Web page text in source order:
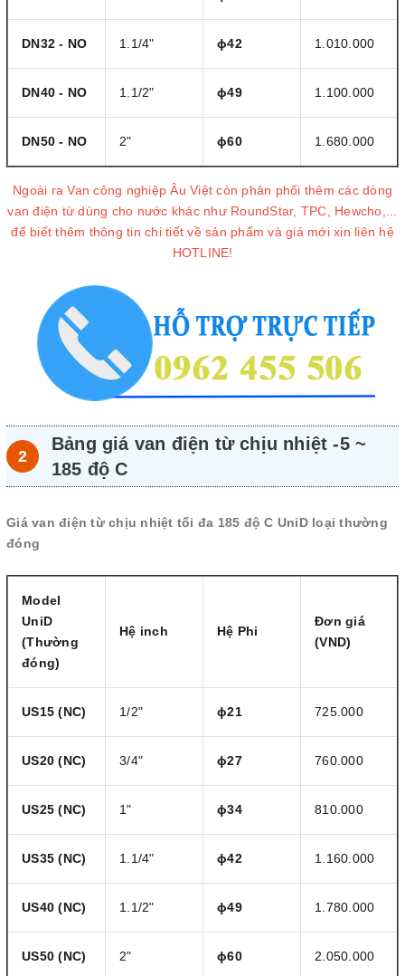
DN32 - NO 1.1/4" ɸ42 1.010.000
DN40 - NO 1.1/2" ɸ49 1.100.000
DN50 - NO 2" ɸ60 1.680.000
Ngoài ra Van công nghiệp Âu Việt còn phân phối thêm các dòng
van điện từ dùng cho nước khác như RoundStar, TPC, Hewcho,...
để biết thêm thông tin chi tiết về sản phẩm và giá mới xin liên hệ
HOTLINE!
Bảng giá van điện từ chịu nhiệt -5 ~
185 độ C
Giá van điện từ chịu nhiệt tối đa 185 độ C UniD loại thường
đóng
Model
UniD
(Thường
đóng)
Hệ inch Hệ Phi
Đơn giá
(VND)
US15(NC) 1/2" ɸ21 725.000
US20(NC) 3/4" ɸ27 760.000
US25(NC) 1" ɸ34 810.000
US35(NC) 1.1/4" ɸ42 1.160.000
US40(NC) 1.1/2" ɸ49 1.780.000
US50(NC) 2" ɸ60 2.050.000